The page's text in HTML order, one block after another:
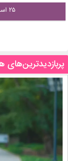
۲۵ اسفند ۱۳۹۵ - ۱۰:۰۶
پربازدیدترین‌های